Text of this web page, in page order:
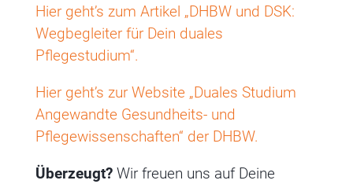
Hier geht’s zum Artikel „DHBW und DSK:
Wegbegleiter für Dein duales
Pflegestudium“.
Hier geht’s zur Website „Duales Studium
Angewandte Gesundheits- und
Pflegewissenschaften“ der DHBW.
Überzeugt? Wir freuen uns auf Deine